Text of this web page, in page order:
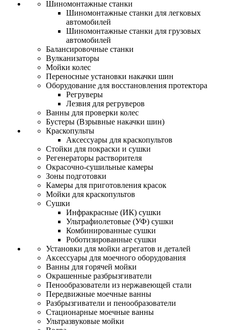
Шиномонтажные станки
Шиномонтажные станки для легковых
автомобилей
Шиномонтажные станки для грузовых
автомобилей
Балансировочные станки
Вулканизаторы
Мойки колес
Переносные установки накачки шин
Оборудование для восстановления протектора
Регруверы
Лезвия для регруверов
Ванны для проверки колес
Бустеры (Взрывные накачки шин)
Краскопульты
Аксессуары для краскопультов
Стойки для покраски и сушки
Регенераторы растворителя
Окрасочно-сушильные камеры
Зоны подготовки
Камеры для приготовления красок
Мойки для краскопультов
Сушки
Инфракрасные (ИК) сушки
Ультрафиолетовые (УФ) сушки
Комбинированные сушки
Роботизированные сушки
Установки для мойки агрегатов и деталей
Аксессуары для моечного оборудования
Ванны для горячей мойки
Окрашенные разбрызгиватели
Пенообразователи из нержавеющей стали
Передвижные моечные ванны
Разбрызгиватели и пенообразователи
Стационарные моечные ванны
Ультразвуковые мойки